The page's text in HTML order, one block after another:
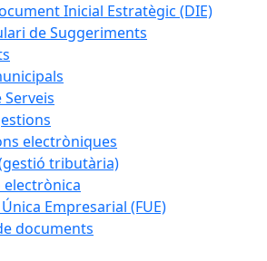
Inicial Estratègic (DIE)
de Suggeriments
Serveis
electròniques
tributària)
electrònica
Empresarial (FUE)
documents